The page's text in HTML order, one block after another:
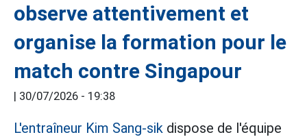
observe attentivement et
organise la formation pour le
match contre Singapour
| 30/07/2026 - 19:38
L'entraîneur Kim Sang-sik dispose de l'équipe